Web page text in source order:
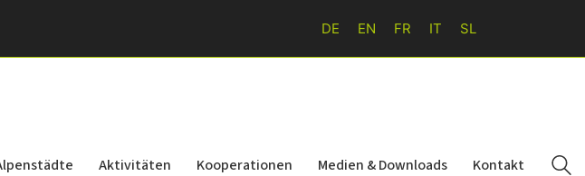
DE EN FR IT SL
Aktivitäten Kooperationen Medien & Downloads Kontakt